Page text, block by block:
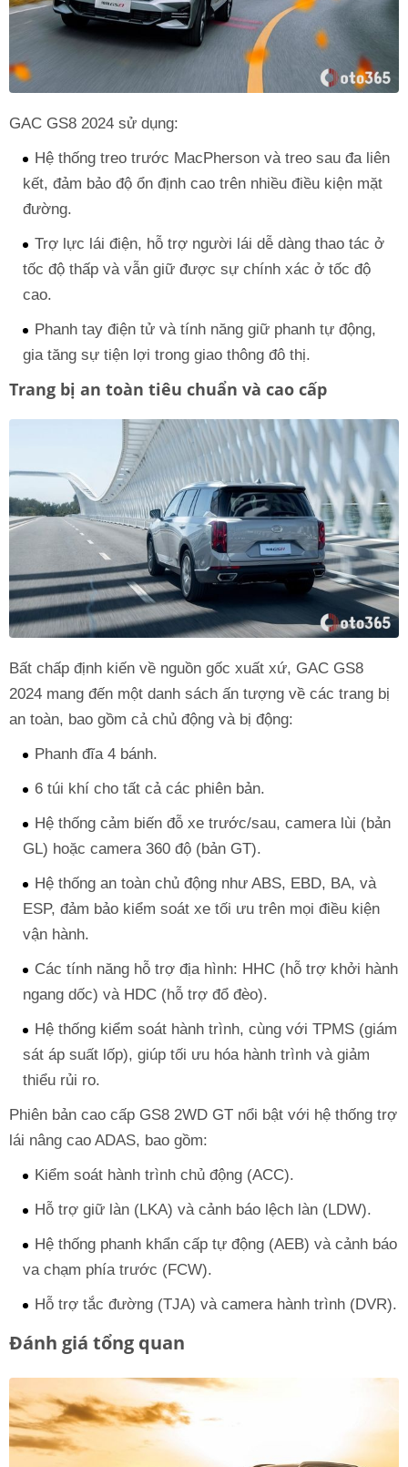
GAC GS8 2024 sử dụng:
Hệ thống treo trước MacPherson và treo sau đa liên
kết, đảm bảo độ ổn định cao trên nhiều điều kiện mặt
đường.
Trợ lực lái điện, hỗ trợ người lái dễ dàng thao tác ở
tốc độ thấp và vẫn giữ được sự chính xác ở tốc độ
cao.
Phanh tay điện tử và tính năng giữ phanh tự động,
gia tăng sự tiện lợi trong giao thông đô thị.
Trang bị an toàn tiêu chuẩn và cao cấp
Bất chấp định kiến về nguồn gốc xuất xứ, GAC GS8
2024 mang đến một danh sách ấn tượng về các trang bị
an toàn, bao gồm cả chủ động và bị động:
Phanh đĩa 4 bánh.
6 túi khí cho tất cả các phiên bản.
Hệ thống cảm biến đỗ xe trước/sau, camera lùi (bản
GL) hoặc camera 360 độ (bản GT).
Hệ thống an toàn chủ động như ABS, EBD, BA, và
ESP, đảm bảo kiểm soát xe tối ưu trên mọi điều kiện
vận hành.
Các tính năng hỗ trợ địa hình: HHC (hỗ trợ khởi hành
ngang dốc) và HDC (hỗ trợ đổ đèo).
Hệ thống kiểm soát hành trình, cùng với TPMS (giám
sát áp suất lốp), giúp tối ưu hóa hành trình và giảm
thiểu rủi ro.
Phiên bản cao cấp GS8 2WD GT nổi bật với hệ thống trợ
lái nâng cao ADAS, bao gồm:
Kiểm soát hành trình chủ động (ACC).
Hỗ trợ giữ làn (LKA) và cảnh báo lệch làn (LDW).
Hệ thống phanh khẩn cấp tự động (AEB) và cảnh báo
va chạm phía trước (FCW).
Hỗ trợ tắc đường (TJA) và camera hành trình (DVR).
Đánh giá tổng quan